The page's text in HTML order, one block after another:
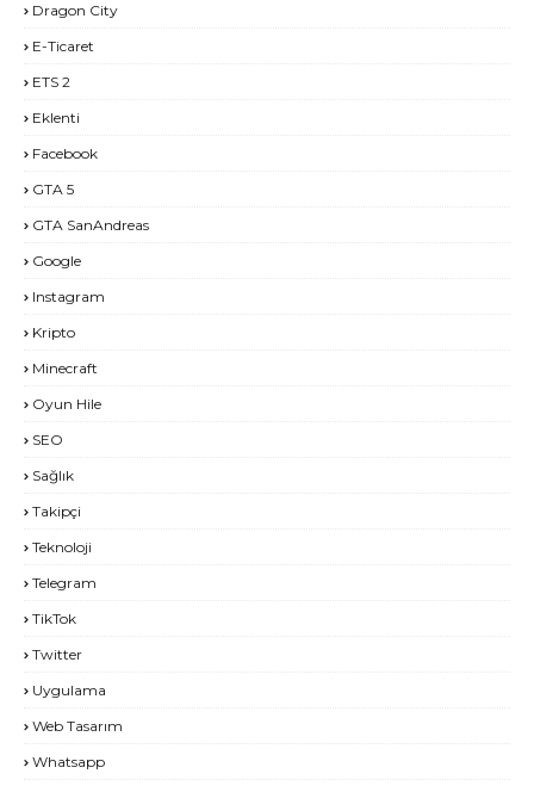
Dragon City
E-Ticaret
ETS 2
Eklenti
Facebook
GTA 5
GTA SanAndreas
Google
Instagram
Kripto
Minecraft
Oyun Hile
SEO
Sağlık
Takipçi
Teknoloji
Telegram
TikTok
Twitter
Uygulama
Web Tasarım
Whatsapp